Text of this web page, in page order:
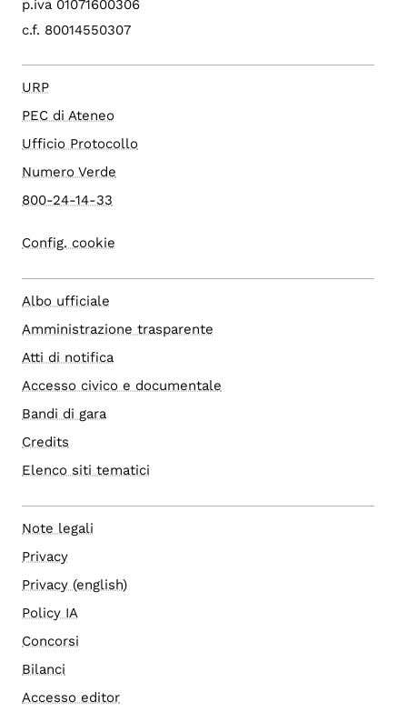
p.iva 01071600306
c.f. 80014550307
URP
PEC di Ateneo
Ufficio Protocollo
Numero Verde
800-24-14-33
Config. cookie
Albo ufficiale
Amministrazione trasparente
Atti di notifica
Accesso civico e documentale
Bandi di gara
Credits
Elenco siti tematici
Note legali
Privacy
Privacy (english)
Policy IA
Concorsi
Bilanci
Accesso editor